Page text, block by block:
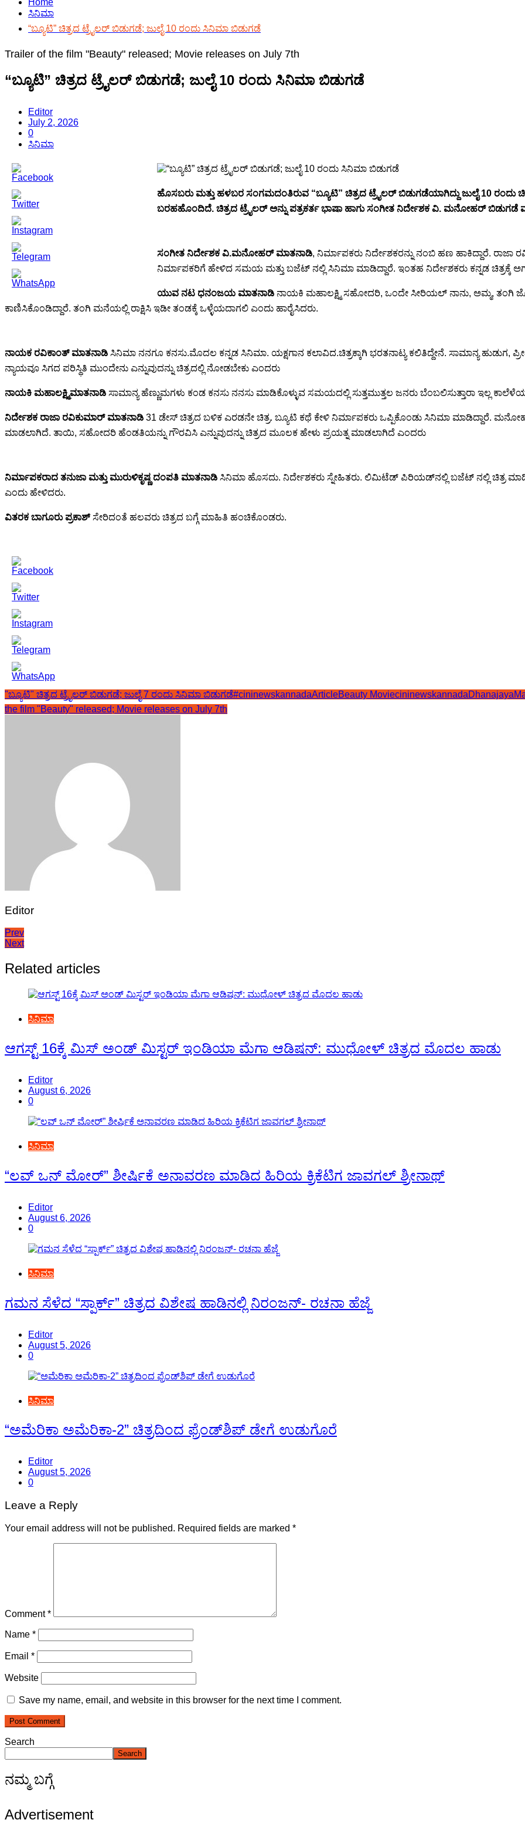
Home
ಸಿನಿಮಾ
“ಬ್ಯೂಟಿ” ಚಿತ್ರದ ಟ್ರೈಲರ್ ಬಿಡುಗಡೆ; ಜುಲೈ 10 ರಂದು ಸಿನಿಮಾ ಬಿಡುಗಡೆ
Trailer of the film "Beauty" released; Movie releases on July 7th
“ಬ್ಯೂಟಿ” ಚಿತ್ರದ ಟ್ರೈಲರ್ ಬಿಡುಗಡೆ; ಜುಲೈ 10 ರಂದು ಸಿನಿಮಾ ಬಿಡುಗಡೆ
Editor
July 2, 2026
0
ಸಿನಿಮಾ
ಹೊಸಬರು ಮತ್ತು ಹಳಬರ ಸಂಗಮದಂತಿರುವ “ಬ್ಯೂಟಿ” ಚಿತ್ರದ ಟ್ರೈಲರ್ ಬಿಡುಗಡೆಯಾಗಿದ್ದು ಜುಲೈ 10 ರಂದು
ಬರಹಹೊಂದಿದೆ. ಚಿತ್ರದ ಟ್ರೈಲರ್ ಅನ್ನು ಪತ್ರಕರ್ತ ಭಾಷಾ ಹಾಗು ಸಂಗೀತ ನಿರ್ದೇಶಕ ವಿ. ಮನೋಹರ್ ಬಿಡುಗಡೆ
ಸಂಗೀತ ನಿರ್ದೇಶಕ ವಿ.ಮನೋಹರ್ ಮಾತನಾಡಿ, ನಿರ್ಮಾಪಕರು ನಿರ್ದೇಶಕರನ್ನು ನಂಬಿ ಹಣ ಹಾಕಿದ್ದಾರೆ. ರಾಜಾ
ನಿರ್ಮಾಪಕರಿಗೆ ಹೇಳಿದ ಸಮಯ ಮತ್ತು ಬಜೆಟ್ ನಲ್ಲಿ ಸಿನಿಮಾ ಮಾಡಿದ್ದಾರೆ. ಇಂತಹ ನಿರ್ದೇಶಕರು ಕನ್ನಡ ಚಿತ್ರಕ್ಕೆ
ಯುವ ನಟ ಧನಂಜಯ ಮಾತನಾಡಿ ನಾಯಕಿ ಮಹಾಲಕ್ಷ್ಮಿ ಸಹೋದರಿ, ಒಂದೇ ಸೀರಿಯಲ್ ನಾನು, ಅಮ್ಮ, ತಂಗಿ
ಕಾಣಿಸಿಕೊಂಡಿದ್ದಾರೆ. ತಂಗಿ ಮನೆಯಲ್ಲಿ ರಾಕ್ಷಿಸಿ ಇಡೀ ತಂಡಕ್ಕೆ ಒಳ್ಳೆಯದಾಗಲಿ ಎಂದು ಹಾರೈಸಿದರು.
ನಾಯಕ ರವಿಕಾಂತ್ ಮಾತನಾಡಿ ಸಿನಿಮಾ ನನಗೂ ಕನಸು.ಮೊದಲ ಕನ್ನಡ ಸಿನಿಮಾ. ಯಕ್ಷಗಾನ ಕಲಾವಿದ.ಚಿತ್ರಕ್ಕಾಗಿ ಭರತನಾಟ್ಯ ಕಲಿತಿದ್ದೇನೆ. ಸಾಮಾನ್ಯ ಹುಡುಗ,
ನ್ಯಾಯವೂ ಸಿಗದ ಪರಿಸ್ಥಿತಿ ಮುಂದೇನು ಎನ್ನುವುದನ್ನು ಚಿತ್ರದಲ್ಲಿ ನೋಡಬೇಕು ಎಂದರು
ನಾಯಕಿ ಮಹಾಲಕ್ಷ್ಮಿಮಾತನಾಡಿ ಸಾಮಾನ್ಯ ಹೆಣ್ಣುಮಗಳು ಕಂಡ ಕನಸು ನನಸು ಮಾಡಿಕೊಳ್ಳುವ ಸಮಯದಲ್ಲಿ ಸುತ್ತಮುತ್ತಲ ಜನರು ಬೆಂಬಲಿಸುತ್ತಾರಾ ಇಲ್ಲ
ನಿರ್ದೇಶಕ ರಾಜಾ ರವಿಕುಮಾರ್ ಮಾತನಾಡಿ 31 ಡೇಸ್ ಚಿತ್ರದ ಬಳಿಕ ಎರಡನೇ ಚಿತ್ರ. ಬ್ಯೂಟಿ ಕಥೆ ಕೇಳಿ ನಿರ್ಮಾಪಕರು ಒಪ್ಪಿಕೊಂಡು ಸಿನಿಮಾ ಮಾಡಿದ್ದಾರೆ.
ಮಾಡಲಾಗಿದೆ. ತಾಯಿ, ಸಹೋದರಿ ಹೆಂಡತಿಯನ್ನು ಗೌರವಿಸಿ ಎನ್ನುವುದನ್ನು ಚಿತ್ರದ ಮೂಲಕ ಹೇಳು ಪ್ರಯತ್ನ ಮಾಡಲಾಗಿದೆ ಎಂದರು
ನಿರ್ಮಾಪಕರಾದ ತನುಜಾ ಮತ್ತು ಮುರುಳಿಕೃಷ್ಣ ದಂಪತಿ ಮಾತನಾಡಿ ಸಿನಿಮಾ ಹೊಸದು. ನಿರ್ದೇಶಕರು ಸ್ನೇಹಿತರು. ಲಿಮಿಟೆಡ್ ಪಿರಿಯಡ್‍ನಲ್ಲಿ ಬಜೆಟ್ ನಲ್ಲಿ ಚಿತ್ರ
ಎಂದು ಹೇಳಿದರು.
ವಿತರಕ ಬಾಗೂರು ಪ್ರಕಾಶ್ಸೇರಿದಂತೆ ಹಲವರು ಚಿತ್ರದ ಬಗ್ಗೆ ಮಾಹಿತಿ ಹಂಚಿಕೊಂಡರು.
"ಬ್ಯೂಟಿ" ಚಿತ್ರದ ಟ್ರೈಲರ್ ಬಿಡುಗಡೆ; ಜುಲೈ 7 ರಂದು ಸಿನಿಮಾ ಬಿಡುಗಡೆ#cininewskannadaArticleBeauty MoviecininewskannadaDhanajaya
the film "Beauty" released; Movie releases on July 7th
Editor
Post
navigation
Prev
Next
Related articles
ಸಿನಿಮಾ
ಆಗಸ್ಟ್ 16ಕ್ಕೆ ಮಿಸ್ ಅಂಡ್ ಮಿಸ್ಟರ್ ಇಂಡಿಯಾ ಮೆಗಾ ಆಡಿಷನ್: ಮುಧೋಳ್ ಚಿತ್ರದ ಮೊದಲ ಹಾಡು
Editor
August 6, 2026
0
ಸಿನಿಮಾ
“ಲವ್ ಒನ್ ಮೋರ್” ಶೀರ್ಷಿಕೆ ಅನಾವರಣ ಮಾಡಿದ ಹಿರಿಯ ಕ್ರಿಕೆಟಿಗ ಜಾವಗಲ್ ಶ್ರೀನಾಥ್
Editor
August 6, 2026
0
ಸಿನಿಮಾ
ಗಮನ ಸೆಳೆದ “ಸ್ಪಾರ್ಕ್” ಚಿತ್ರದ ವಿಶೇಷ ಹಾಡಿನಲ್ಲಿ ನಿರಂಜನ್- ರಚನಾ ಹೆಜ್ಜೆ
Editor
August 5, 2026
0
ಸಿನಿಮಾ
“ಅಮೆರಿಕಾ ಅಮೆರಿಕಾ-2” ಚಿತ್ರದಿಂದ ಫ್ರೆಂಡ್‍ಶಿಪ್ ಡೇಗೆ ಉಡುಗೊರೆ
Editor
August 5, 2026
0
Leave a Reply
Your email address will not be published. Required fields are marked *
Comment*
Name *
Email *
Website
Save my name, email, and website in this browser for the next time I comment.
Search
Search
ನಮ್ಮ ಬಗ್ಗೆ
Advertisement